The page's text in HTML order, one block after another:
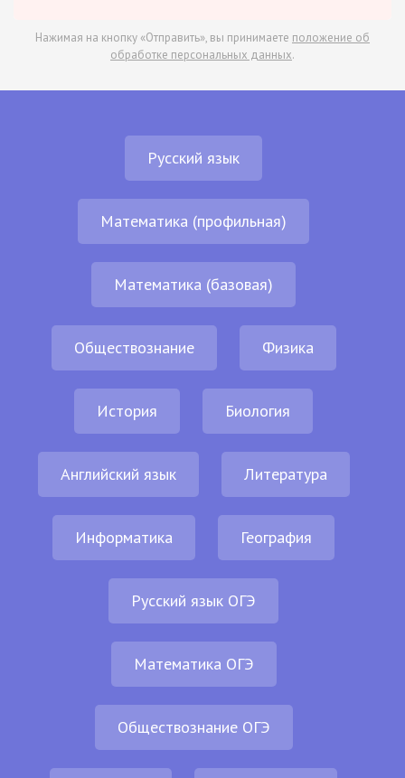
Нажимая на кнопку «Отправить», вы принимаете положение об
обработке персональных данных.
Русский язык
Математика (профильная)
Математика (базовая)
Обществознание Физика
История Биология
Английский язык Литература
Информатика География
Русский язык ОГЭ
Математика ОГЭ
Обществознание ОГЭ